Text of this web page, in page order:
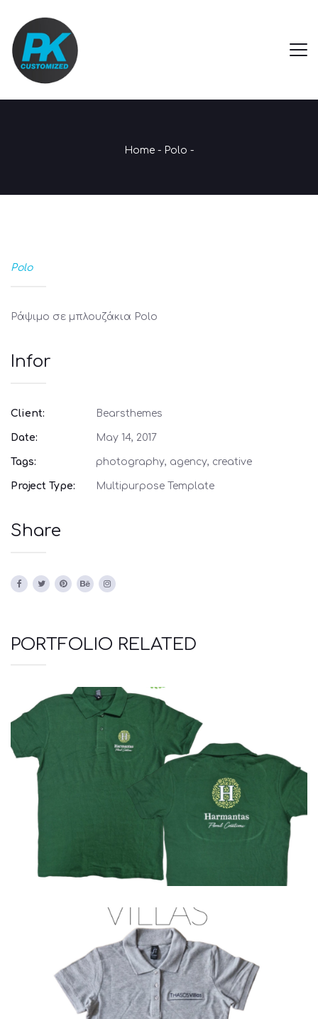
Home - Polo -
Polo
Ράψιμο σε μπλουζάκια Polo
Infor
Client: Bearsthemes
Date: May 14, 2017
Tags: photography, agency, creative
Project Type: Multipurpose Template
Share
PORTFOLIO RELATED